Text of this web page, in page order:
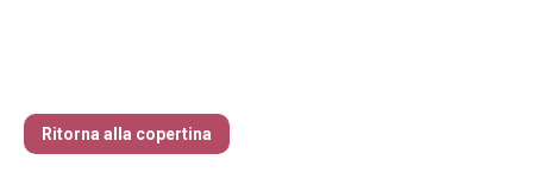
Ritorna alla copertina